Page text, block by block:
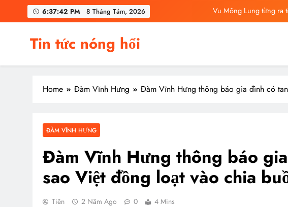
6:37:43 PM 8 Tháng Tám, 2026
Công bố tin nhắn
Công bố tin nhắn
Tin tức nóng hổi
Home Đàm Vĩnh Hưng Đàm Vĩnh Hưng thông báo gia đình có
ĐÀM VĨNH HƯNG
Đàm Vĩnh Hưng thông báo
sao Việt đồng loạt vào chia
Tiên 2 Năm Ago 0 4 Mins